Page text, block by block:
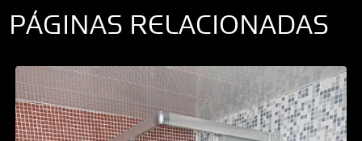
PÁGINAS RELACIONADAS